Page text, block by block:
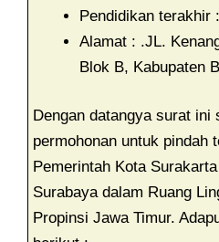
Pendidikan terakhir
Alamat : .JL.
Blok B, Kabupaten
Dengan datangya surat ini
permohonan untuk pindah
Pemerintah Kota
Surabaya dalam Ruang
Propinsi Jawa Timur.